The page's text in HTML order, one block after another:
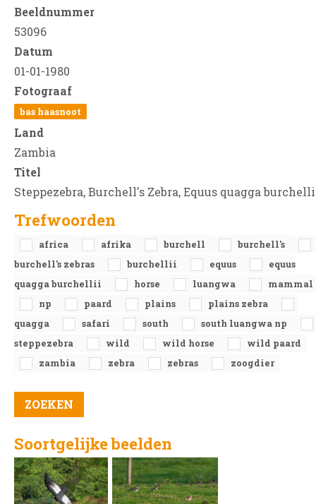
Beeldnummer
53096
Datum
01-01-1980
Fotograaf
bas haasnoot
Land
Zambia
Titel
Steppezebra, Burchell's Zebra, Equus quagga
Trefwoorden
africa afrika burchell
burchell's
burchell's zebras
burchellii equus
equus
quagga burchellii
horse luangwa
mammal
np
paard plains
plains zebra
quagga
safari south
south luangwa np
steppezebra
wild wild horse
wild paard
zambia
zebra zebras zoogdier
Soortgelijke beelden